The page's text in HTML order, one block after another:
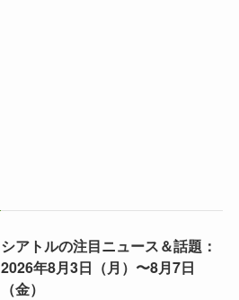
シアトルの注目ニュース＆話題：
2026年8月3日（月）〜8月7日
（金）